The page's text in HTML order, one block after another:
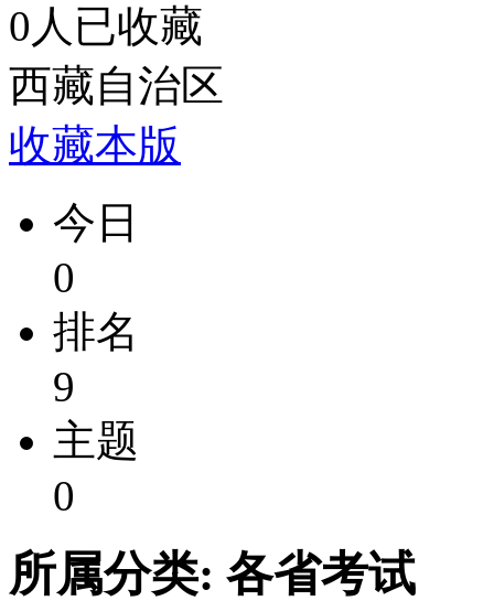
0人已收藏
西藏自治区
收藏本版
今日
0
排名
9
主题
0
所属分类: 各省考试